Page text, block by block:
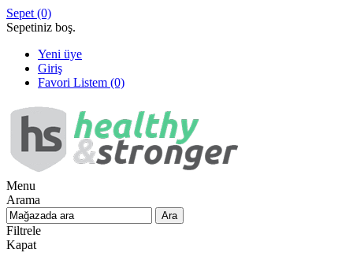
Sepet (0)
Sepetiniz boş.
Yeni üye
Giriş
Favori Listem (0)
Menu
Arama
Filtrele
Kapat